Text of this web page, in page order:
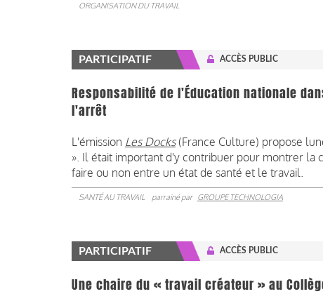
ORGANISATION DU TRAVAIL
PARTICIPATIF ACCÈS PUBLIC
Responsabilité de l'Éducation nationale
l'arrêt
L'émission Les Docks(France Culture) propose
». Il était important d'y contribuer pour montrer
faire ou non entre un état de santé et le travail.
SANTÉ AU TRAVAIL parrainé par GROUPE TECHNOLOGIA
PARTICIPATIF ACCÈS PUBLIC
Une chaire du « travail créateur » au